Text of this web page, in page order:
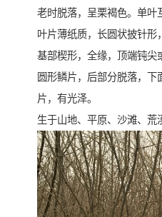
老时脱落，呈栗褐色。单叶
叶片薄纸质，长圆状披针形
基部楔形，全缘，顶端钝尖
圆形鳞片，后部分脱落，下
片，有光泽。
生于山地、平原、沙滩、荒